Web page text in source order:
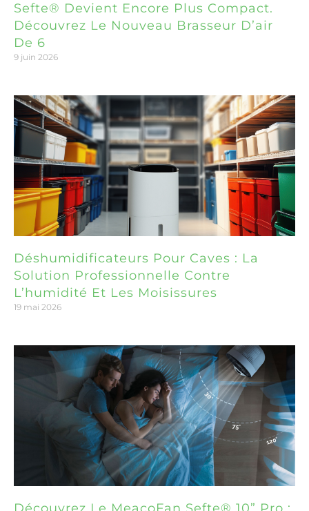
Sefte® Devient Encore Plus Compact.
Découvrez Le Nouveau Brasseur D’air
De 6
9 juin 2026
Déshumidificateurs Pour Caves : La
Solution Professionnelle Contre
L’humidité Et Les Moisissures
19 mai 2026